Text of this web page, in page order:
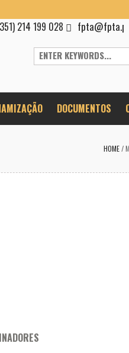
214 199 028 fpta@fpta.pt
DOCUMENTOS
HOME /